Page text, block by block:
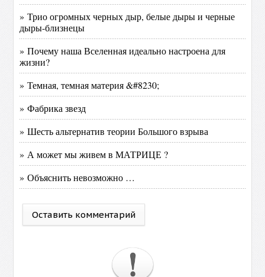
» Трио огромных черных дыр, белые дыры и черные
дыры-близнецы
» Почему наша Вселенная идеально настроена для
жизни?
» Темная, темная материя &#8230;
» Фабрика звезд
» Шесть альтернатив теории Большого взрыва
» А может мы живем в МАТРИЦЕ ?
» Объяснить невозможно …
Оставить комментарий